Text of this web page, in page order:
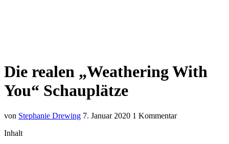
Die realen „Weathering With
You“ Schauplätze
von Stephanie Drewing 7. Januar 2020 1 Kommentar
Inhalt